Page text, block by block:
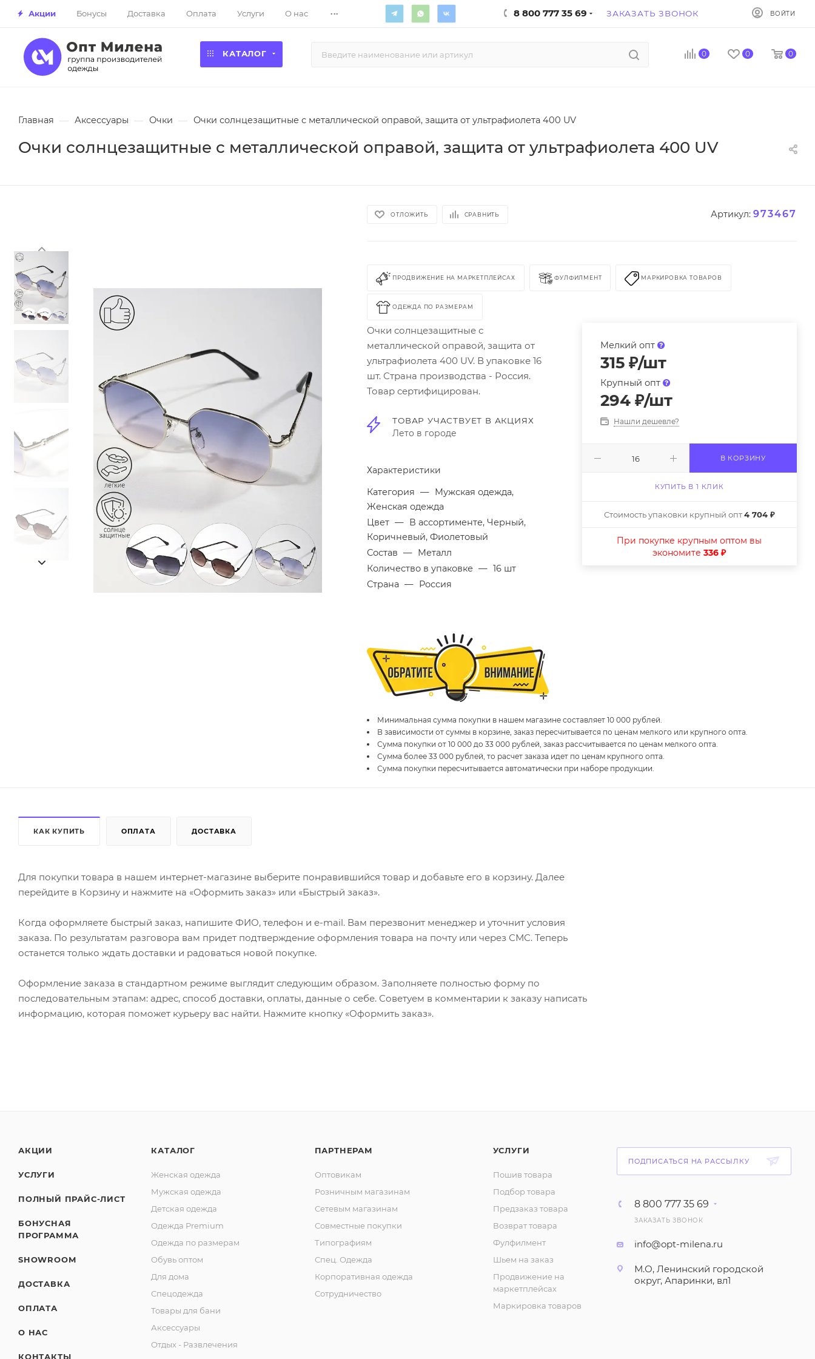
Акции Бонусы Доставка Оплата Услуги О нас ... 8 800 777 35 69 ЗАКАЗАТЬ ЗВОНОК ВОЙТИ
КАТАЛОГ 0 0 0
Главная — Аксессуары — Очки — Очки солнцезащитные с металлической оправой, защита от ультрафиолета 400 UV
Очки солнцезащитные с металлической оправой, защита от ультрафиолета 400 UV
ОТЛОЖИТЬ СРАВНИТЬ Артикул: 973467
ПРОДВИЖЕНИЕ НА МАРКЕТПЛЕЙСАХ ФУЛФИЛМЕНТ МАРКИРОВКА ТОВАРОВ
ОДЕЖДА ПО РАЗМЕРАМ
Очки солнцезащитные с
металлической оправой, защита от
ультрафиолета 400 UV. В упаковке 16
шт. Страна производства - Россия.
Товар сертифицирован.
ТОВАР УЧАСТВУЕТ В АКЦИЯХ
Лето в городе
Характеристики
Категория — Мужская одежда,
Женская одежда
Цвет — В ассортименте, Черный,
Коричневый, Фиолетовый
Состав — Металл
Количество в упаковке — 16 шт
Страна — Россия
Мелкий опт
315₽/шт
Крупный опт
294₽/шт
Нашли дешевле?
В КОРЗИНУ
КУПИТЬ В 1 КЛИК
Стоимость упаковки крупный опт4 704 ₽
При покупке крупным оптом вы
экономите336 ₽
Минимальная сумма покупки в нашем магазине составляет 10 000 рублей.
В зависимости от суммы в корзине, заказ пересчитывается по ценам мелкого или крупного опта.
Сумма покупки от 10 000 до 33 000 рублей, заказ рассчитывается по ценам мелкого опта.
Сумма более 33 000 рублей, то расчет заказа идет по ценам крупного опта.
Сумма покупки пересчитывается автоматически при наборе продукции.
КАК КУПИТЬ ОПЛАТА ДОСТАВКА
Для покупки товара в нашем интернет-магазине выберите понравившийся товар и добавьте его в корзину. Далее
перейдите в Корзину и нажмите на «Оформить заказ» или «Быстрый заказ».
Когда оформляете быстрый заказ, напишите ФИО, телефон и e-mail. Вам перезвонит менеджер и уточнит условия
заказа. По результатам разговора вам придет подтверждение оформления товара на почту или через СМС. Теперь
останется только ждать доставки и радоваться новой покупке.
Оформление заказа в стандартном режиме выглядит следующим образом. Заполняете полностью форму по
последовательным этапам: адрес, способ доставки, оплаты, данные о себе. Советуем в комментарии к заказу написать
информацию, которая поможет курьеру вас найти. Нажмите кнопку «Оформить заказ».
АКЦИИ
УСЛУГИ
ПОЛНЫЙ ПРАЙС-ЛИСТ
БОНУСНАЯ
ПРОГРАММА
SHOWROOM
ДОСТАВКА
ОПЛАТА
О НАС
КОНТАКТЫ
КАТАЛОГ
Женская одежда
Мужская одежда
Детская одежда
Одежда Premium
Одежда по размерам
Обувь оптом
Для дома
Спецодежда
Товары для бани
Аксессуары
Отдых - Развлечения
ПАРТНЕРАМ
Оптовикам
Розничным магазинам
Сетевым магазинам
Совместные покупки
Типографиям
Спец. Одежда
Корпоративная одежда
Сотрудничество
УСЛУГИ
Пошив товара
Подбор товара
Предзаказ товара
Возврат товара
Фулфилмент
Шьем на заказ
Продвижение на
маркетплейсах
Маркировка товаров
ПОДПИСАТЬСЯ НА РАССЫЛКУ
8 800 777 35 69
ЗАКАЗАТЬ ЗВОНОК
info@opt-milena.ru
М.О, Ленинский городской
округ, Апаринки, вл1